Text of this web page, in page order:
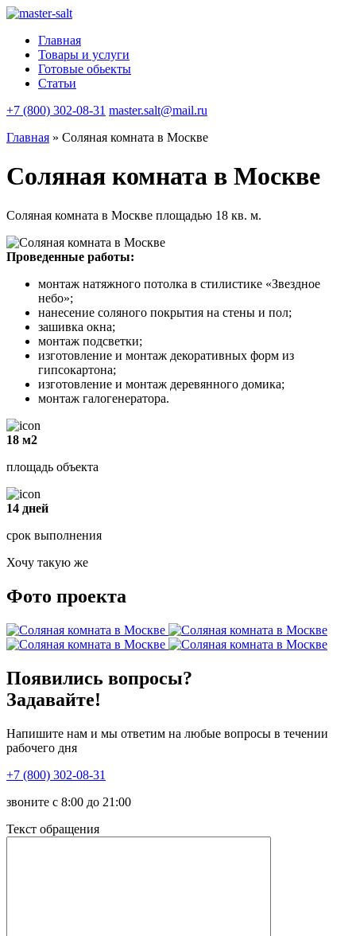
Главная
Товары и услуги
Готовые обьекты
Статьи
+7 (800) 302-08-31 master.salt@mail.ru
Главная » Соляная комната в Москве
Соляная комната в Москве
Соляная комната в Москве площадью 18 кв. м.
Проведенные работы:
монтаж натяжного потолка в стилистике «Звездное
небо»;
нанесение соляного покрытия на стены и пол;
зашивка окна;
монтаж подсветки;
изготовление и монтаж декоративных форм из
гипсокартона;
изготовление и монтаж деревянного домика;
монтаж галогенератора.
18 м2
площадь объекта
14 дней
срок выполнения
Хочу такую же
Фото проекта
Появились вопросы?
Задавайте!
Напишите нам и мы ответим на любые вопросы в течении
рабочего дня
+7 (800) 302-08-31
звоните с 8:00 до 21:00
Текст обращения